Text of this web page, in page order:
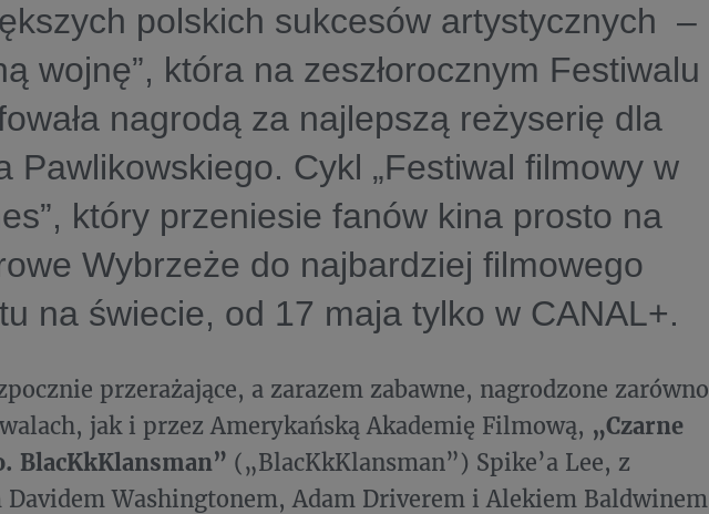
polskich sukcesów artystycznych –
wojnę”, która na zeszłorocznym Festiwalu
nagrodą za najlepszą reżyserię dla
Pawlikowskiego. Cykl „Festiwal filmowy w
który przeniesie fanów kina prosto na
Wybrzeże do najbardziej filmowego
na świecie, od 17 maja tylko w CANAL+.
przerażające, a zarazem zabawne, nagrodzone zarówno
jak i przez Amerykańską Akademię Filmową, „Czarne
BlacKkKlansman” („BlacKkKlansman”) Spike’a Lee, z
Davidem Washingtonem, Adam Driverem i Alekiem Baldwinem